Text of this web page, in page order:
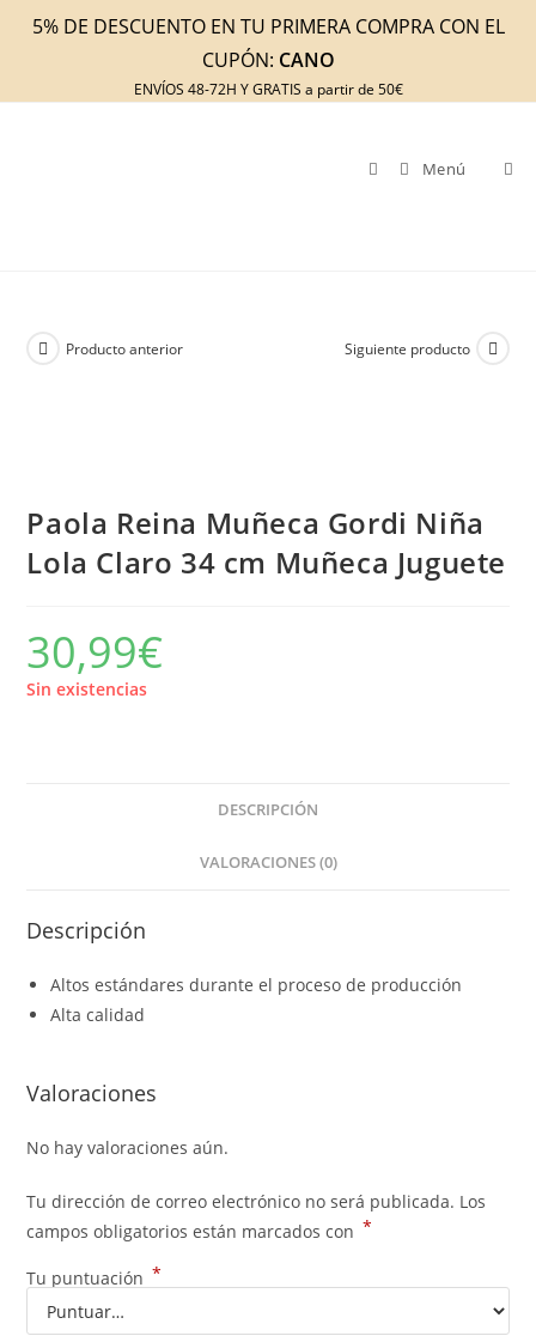
5% DE DESCUENTO EN TU PRIMERA COMPRA CON EL
CUPÓN: CANO
ENVÍOS 48-72H Y GRATIS a partir de 50€
Menú
Producto anterior Siguiente producto
Paola Reina Muñeca Gordi Niña
Lola Claro 34 cm Muñeca Juguete
30,99€
Sin existencias
DESCRIPCIÓN
VALORACIONES (0)
Descripción
Altos estándares durante el proceso de producción
Alta calidad
Valoraciones
No hay valoraciones aún.
Tu dirección de correo electrónico no será publicada. Los
campos obligatorios están marcados con *
Tu puntuación *